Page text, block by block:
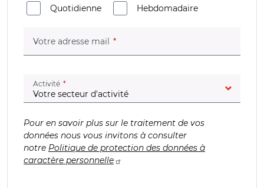
Quotidienne
Hebdomadaire
Votre adresse mail (champ obligatoire)
Activité (champ obligatoire)
Pour en savoir plus sur le traitement de vos
données nous vous invitons à consulter
notre Politique de protection des données à
caractère personnelle